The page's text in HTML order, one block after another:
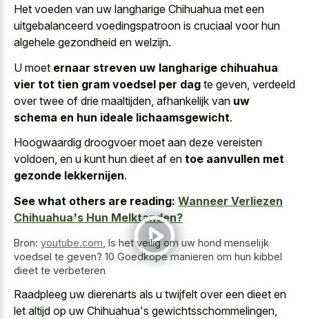
Het voeden van uw langharige Chihuahua met een
uitgebalanceerd voedingspatroon is cruciaal voor hun
algehele gezondheid en welzijn.
U moet ernaar streven uw langharige chihuahua
vier tot tien gram voedsel per dag te geven, verdeeld
over twee of drie maaltijden, afhankelijk van uw
schema en hun ideale lichaamsgewicht.
Hoogwaardig droogvoer moet aan deze vereisten
voldoen, en u kunt hun dieet af en toe aanvullen met
gezonde lekkernijen.
See what others are reading: Wanneer Verliezen
Chihuahua's Hun Melktanden?
Bron: youtube.com Is het veilig om uw hond menselijk
voedsel te geven? 10 Goedkope manieren om hun kibbel
dieet te verbeteren
Raadpleeg uw dierenarts als u twijfelt over een dieet en
let altijd op uw Chihuahua's gewichtsschommelingen,